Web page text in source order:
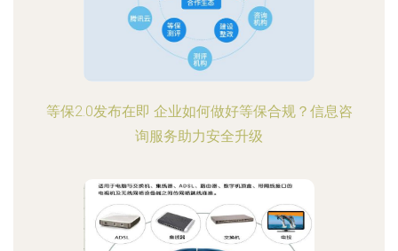
等保2.0发布在即 企业如何做好等保合规？信息咨
询服务助力安全升级